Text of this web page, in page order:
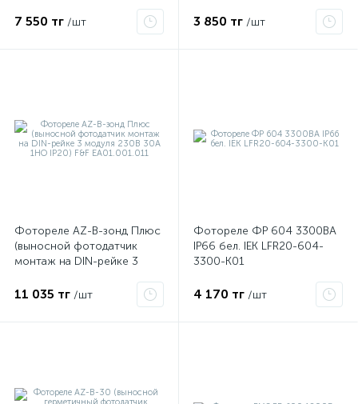
EA01.001.007
7 550 тг /шт 3 850 тг /шт
Фотореле AZ-B-зонд Плюс
(выносной фотодатчик
монтаж на DIN-рейке 3
F&F EA01.001.011
11 035 тг /шт
Фотореле ФР 604 3300ВА
IP66 бел. IEK LFR20-604-
3300-K01
4 170 тг /шт